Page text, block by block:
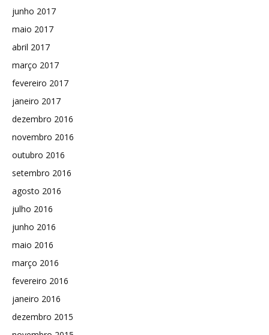
junho 2017
maio 2017
abril 2017
março 2017
fevereiro 2017
janeiro 2017
dezembro 2016
novembro 2016
outubro 2016
setembro 2016
agosto 2016
julho 2016
junho 2016
maio 2016
março 2016
fevereiro 2016
janeiro 2016
dezembro 2015